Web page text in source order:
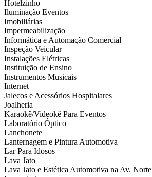
Hotelzinho
Iluminação Eventos
Imobiliárias
Impermeabilização
Informática e Automação Comercial
Inspeção Veicular
Instalações Elétricas
Instituição de Ensino
Instrumentos Musicais
Internet
Jalecos e Acessórios Hospitalares
Joalheria
Karaokê/Videokê Para Eventos
Laboratório Óptico
Lanchonete
Lanternagem e Pintura Automotiva
Lar Para Idosos
Lava Jato
Lava Jato e Estética Automotiva na Av. Norte